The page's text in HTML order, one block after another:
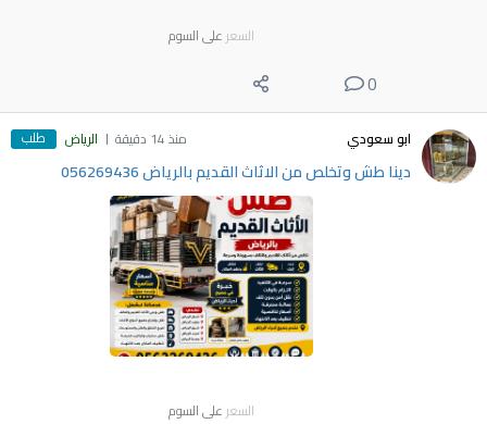
السعر على السوم
0
ابو سعودي منذ 14 دقيقة الرياض طلب
دينا طش وتخلص من الاثاث القديم بالرياض 056269436
السعر على السوم